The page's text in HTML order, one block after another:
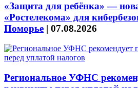
«Защита для ребёнка» —
«Ростелекома» для
Поморье | 07.08.2026
Региональное УФНС